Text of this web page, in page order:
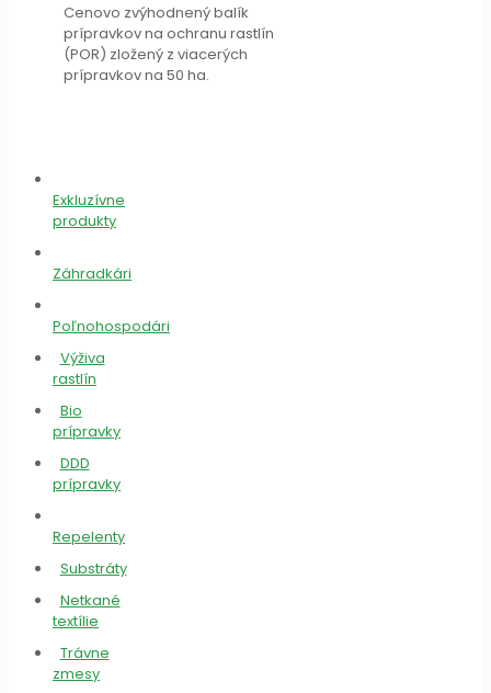
Cenovo zvýhodnený balík
prípravkov na ochranu rastlín
(POR) zložený z viacerých
prípravkov na 50 ha.
Exkluzívne
produkty
Záhradkári
Poľnohospodári
Výživa
rastlín
Bio
prípravky
DDD
prípravky
Repelenty
Substráty
Netkané
textílie
Trávne
zmesy